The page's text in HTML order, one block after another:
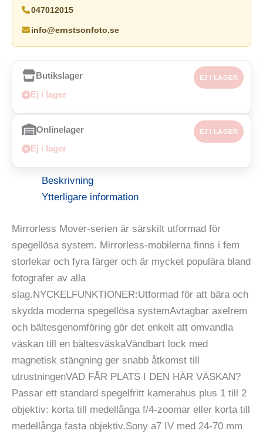
047012015
info@ernstsonfoto.se
Butikslager EJ I LAGER
Ej i lager
Onlinelager EJ I LAGER
Ej i lager
Beskrivning
Ytterligare information
Mirrorless Mover-serien är särskilt utformad för
spegellösa system. Mirrorless-mobilerna finns i fem
storlekar och fyra färger och är mycket populära bland
fotografer av alla
slag.NYCKELFUNKTIONER:Utformad för att bära och
skydda moderna spegellösa systemAvtagbar axelrem
och bältesgenomföring gör det enkelt att omvandla
väskan till en bältesväskaVändbart lock med
magnetisk stängning ger snabb åtkomst till
utrustningenVAD FÅR PLATS I DEN HÄR VÄSKAN?
Passar ett standard spegelfritt kamerahus plus 1 till 2
objektiv: korta till medellånga f/4-zoomar eller korta till
medellånga fasta objektiv.Sony a7 IV med 24-70 mm